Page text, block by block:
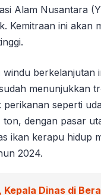
Alam Nusantara
Kemitraan ini akan
berkelanjutan
menunjukkan
seperti
dengan pasar
ikan kerapu hidup
2024.
Dinas di